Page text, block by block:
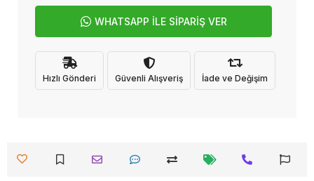
WHATSAPP İLE SİPARİŞ VER
Hızlı Gönderi Güvenli Alışveriş İade ve Değişim